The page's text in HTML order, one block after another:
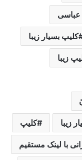
عباسی
کلیپ بسیار زیبا
زیبا
زیبا کلیپ
با لینک مستقیم